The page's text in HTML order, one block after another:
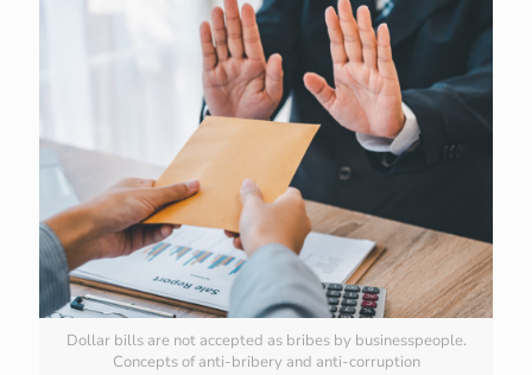
Dollar bills are not accepted as bribes by businesspeople.
Concepts of anti-bribery and anti-corruption